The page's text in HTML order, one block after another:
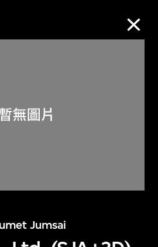
Jumsai
十及二十一世紀視覺